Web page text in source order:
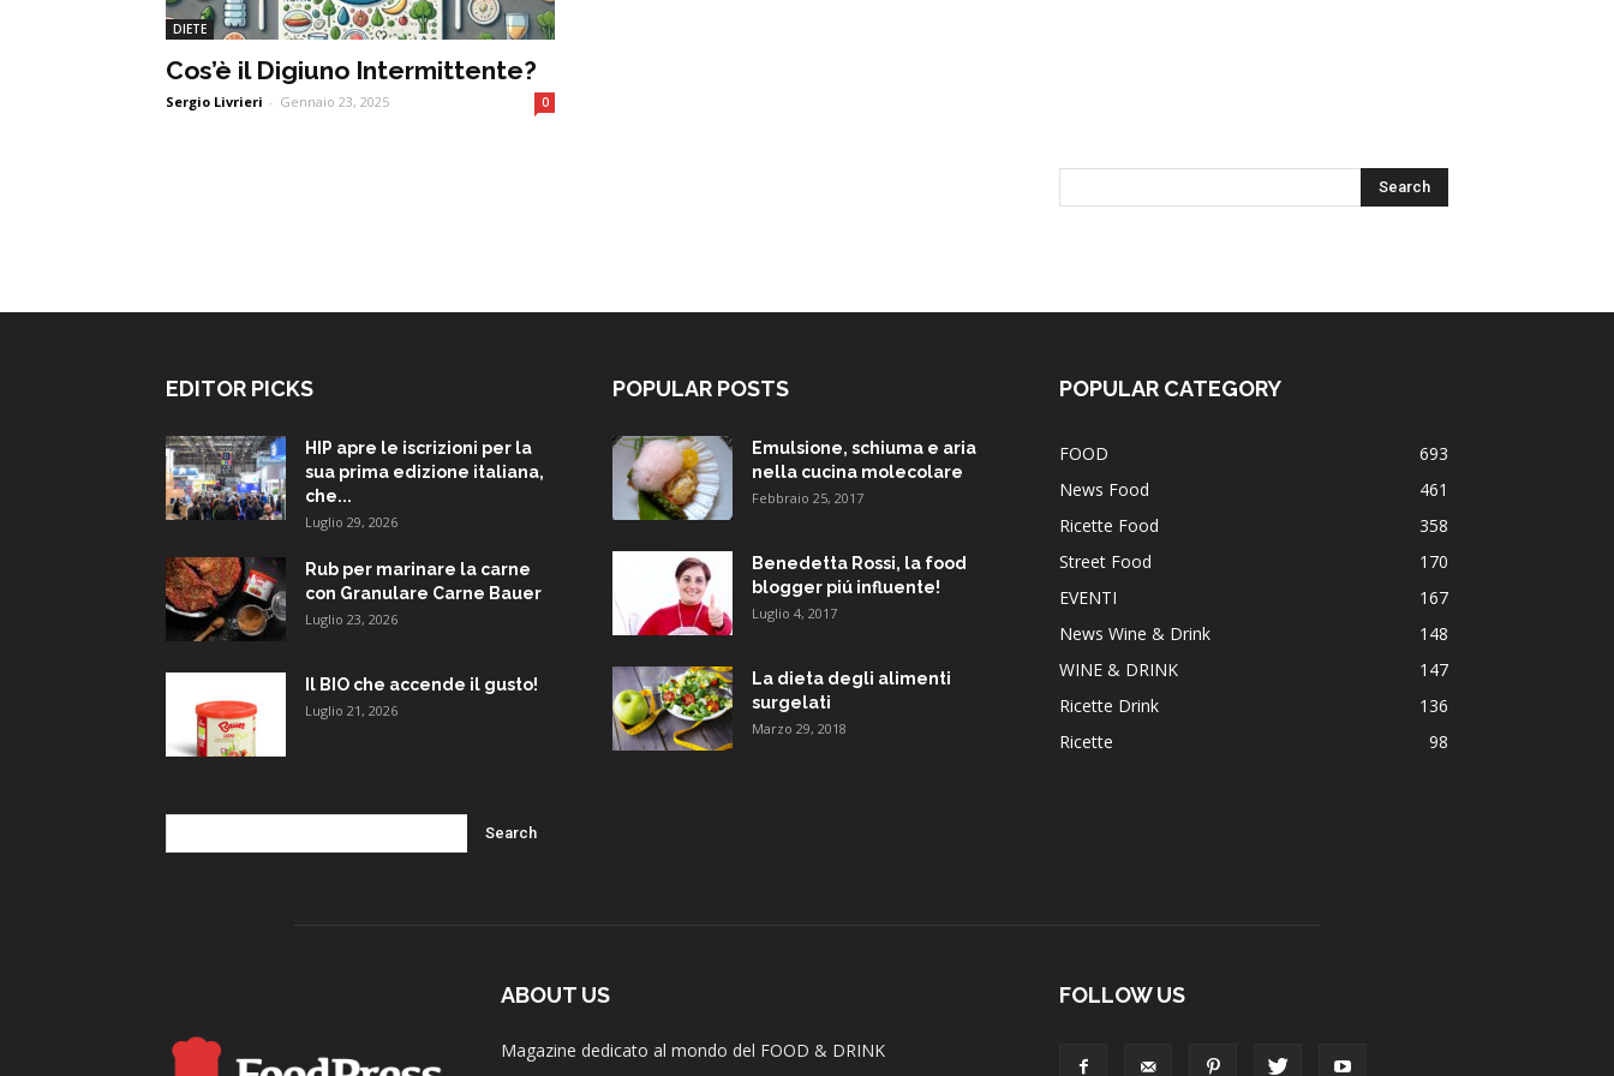
DIETE
Cos’è il Digiuno Intermittente?
Sergio Livrieri - Gennaio 23, 2025 0
EDITOR PICKS
HIP apre le iscrizioni per la
sua prima edizione italiana,
che...
Luglio 29, 2026
Rub per marinare la carne
con Granulare Carne Bauer
Luglio 23, 2026
Il BIO che accende il gusto!
Luglio 21, 2026
POPULAR POSTS
Emulsione, schiuma e aria
nella cucina molecolare
Febbraio 25, 2017
Benedetta Rossi, la food
blogger piú influente!
Luglio 4, 2017
La dieta degli alimenti
surgelati
Marzo 29, 2018
POPULAR CATEGORY
FOOD
693
News Food
461
Ricette Food
358
Street Food
170
EVENTI
167
News Wine & Drink
148
WINE & DRINK
147
Ricette Drink
136
Ricette
98
ABOUT US
Magazine dedicato al mondo del FOOD & DRINK
FOLLOW US